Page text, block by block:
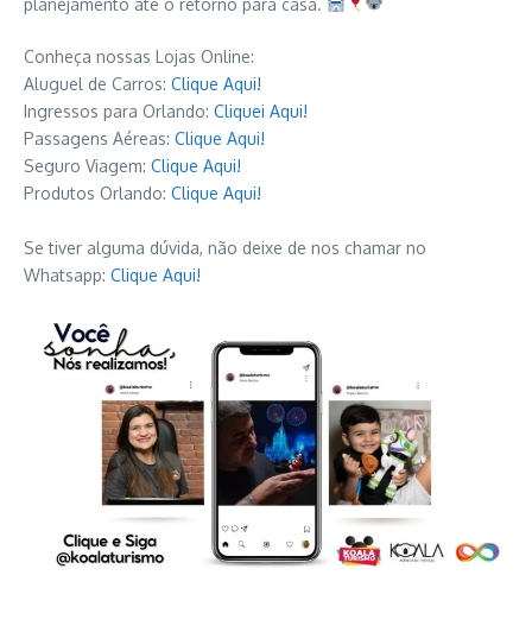
Conheça nossas Lojas Online:
Aluguel de Carros: Clique Aqui!
Ingressos para Orlando: Cliquei Aqui!
Passagens Aéreas: Clique Aqui!
Seguro Viagem: Clique Aqui!
Produtos Orlando: Clique Aqui!
Se tiver alguma dúvida, não deixe de nos chamar no
Whatsapp: Clique Aqui!